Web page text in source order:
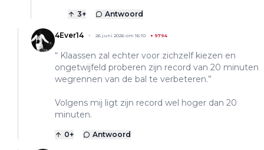
3+ Antwoord
4Ever14 26 juni 2026 om 16:10 + 9794
“ Klaassen zal echter voor zichzelf kiezen en
ongetwijfeld proberen zijn record van 20 minuten
wegrennen van de bal te verbeteren.”
Volgens mij ligt zijn record wel hoger dan 20
minuten.
0+ Antwoord